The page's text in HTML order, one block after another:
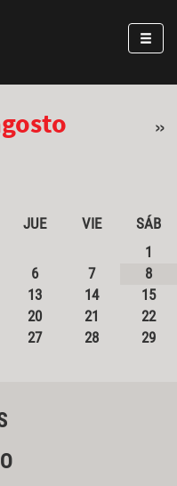
»
JUE VIE
SÁB
1
6 7
8
13 14
15
20 21
22
27 28
29